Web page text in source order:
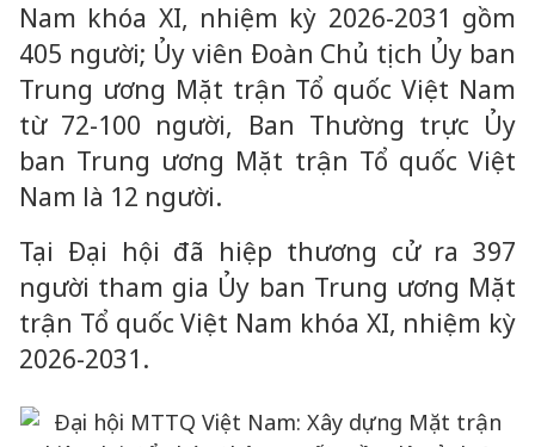
Nam khóa XI, nhiệm kỳ 2026-2031 gồm
405 người; Ủy viên Đoàn Chủ tịch Ủy ban
Trung ương Mặt trận Tổ quốc Việt Nam
từ 72-100 người, Ban Thường trực Ủy
ban Trung ương Mặt trận Tổ quốc Việt
Nam là 12 người.
Tại Đại hội đã hiệp thương cử ra 397
người tham gia Ủy ban Trung ương Mặt
trận Tổ quốc Việt Nam khóa XI, nhiệm kỳ
2026-2031.